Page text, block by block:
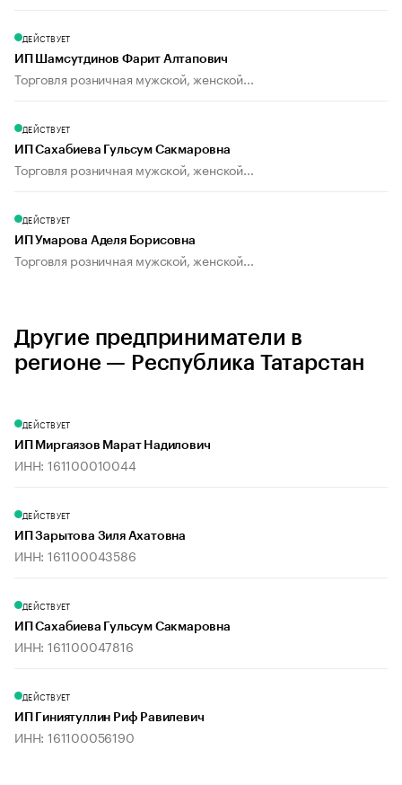
ДЕЙСТВУЕТ
ИП Шамсутдинов Фарит Алтапович
Торговля розничная мужской, женской...
ДЕЙСТВУЕТ
ИП Сахабиева Гульсум Сакмаровна
Торговля розничная мужской, женской...
ДЕЙСТВУЕТ
ИП Умарова Аделя Борисовна
Торговля розничная мужской, женской...
Другие предприниматели в
регионе — Республика Татарстан
ДЕЙСТВУЕТ
ИП Миргаязов Марат Надилович
ИНН: 161100010044
ДЕЙСТВУЕТ
ИП Зарытова Зиля Ахатовна
ИНН: 161100043586
ДЕЙСТВУЕТ
ИП Сахабиева Гульсум Сакмаровна
ИНН: 161100047816
ДЕЙСТВУЕТ
ИП Гиниятуллин Риф Равилевич
ИНН: 161100056190